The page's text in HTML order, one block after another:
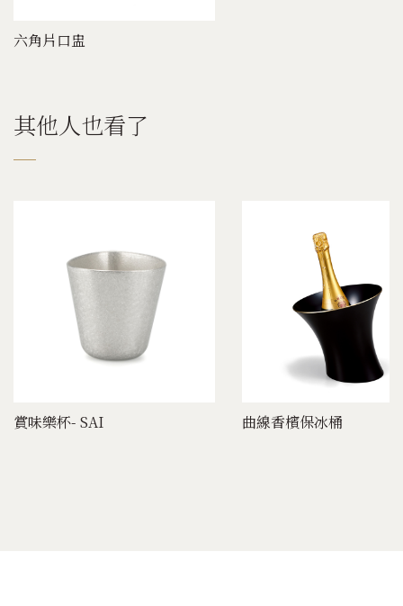
六角片口盅
其他人也看了
賞味樂杯- SAI 曲線香檳保冰桶